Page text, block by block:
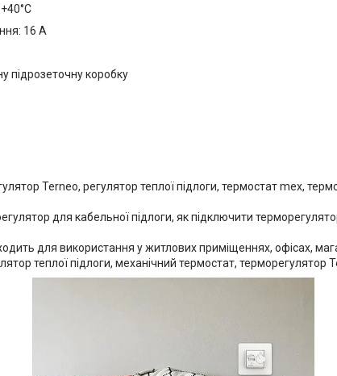
16 А
підрозеточну коробку
Terneo, регулятор теплої підлоги, термостат mex,
для кабельної підлоги, як підключити
для використання у житлових приміщеннях, офісах,
теплої підлоги, механічний термостат, терморегулятор